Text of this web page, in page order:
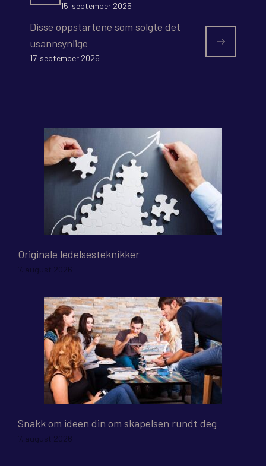
15. september 2025
Disse oppstartene som solgte det
usannsynlige
17. september 2025
Originale ledelsesteknikker
7. august 2026
Snakk om ideen din om skapelsen rundt deg
7. august 2026